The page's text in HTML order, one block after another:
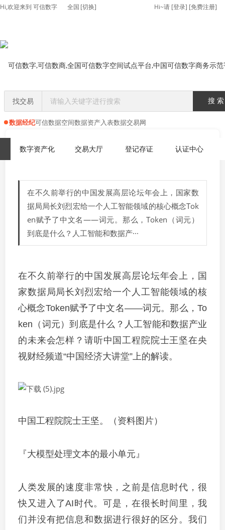
Hi,欢迎来到 可信数字 全国 [切换] Hi~请 [登录] [免费注册]
找交易 搜 索
数据经纪可信数据空间数据资产入表数据交易网
数字资产化 交易大厅 登记存证 认证中心
首页>>新闻政策
在不久前举行的中国发展高层论坛年会上，国家数
据局局长刘烈宏给一个人工智能领域的核心概念Tok
en赋予了中文名——词元。那么，Token（词元）
到底是什么？人工智能和数据产···
在不久前举行的中国发展高层论坛年会上，国
家数据局局长刘烈宏给一个人工智能领域的核
心概念Token赋予了中文名——词元。那么，To
ken（词元）到底是什么？人工智能和数据产业
的未来会怎样？请听中国工程院院士王坚在央
视财经频道“中国经济大讲堂”上的解读。
中国工程院院士王坚。（资料图片）
『大模型处理文本的最小单元』
人类发展的速度非常快，之前是信息时代，很
快又进入了AI时代。可是，在很长时间里，我
们并没有把信息和数据进行很好的区分。我们